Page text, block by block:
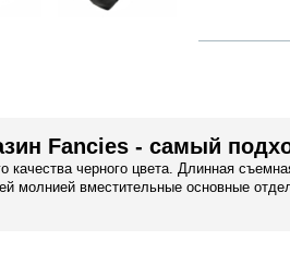
Fancies - самый
качества черного цвета. Длинная
молнией вместительные основные